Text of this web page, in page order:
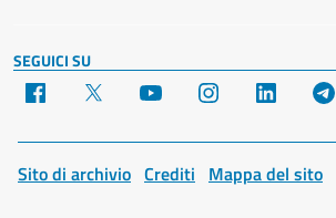
SEGUICI SU
Facebook YouTube Instagram LinkedIn
Sito di archivio Crediti Mappa del sito